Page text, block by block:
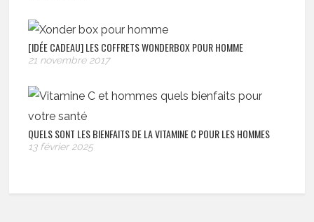
[IDÉE CADEAU] LES COFFRETS WONDERBOX POUR HOMME
21 novembre 2017
QUELS SONT LES BIENFAITS DE LA VITAMINE C POUR LES HOMMES
13 février 2025